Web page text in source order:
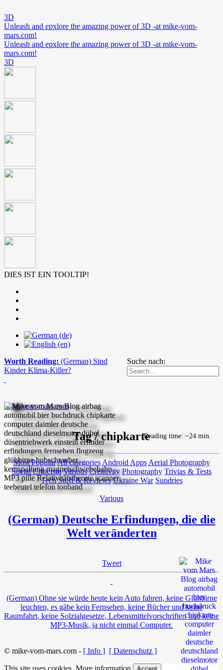
3D
Unleash and epxlore the amazing power of 3D -at mike-vom-
mars.com!
Unleash and epxlore the amazing power of 3D -at mike-vom-
mars.com!
3D
DIES IST EIN TOOLTIP!
Suche nach:
Worth Reading: (German) Sind
Kinder Klima-Killer?
mike-vom-mars.com
Tag / chipkarte
Most PopularAll categories Android Apps Aerial Photography
Social Criticism Various Creativity Photography Trivias & Tests
Tech Stuff & Reviews Ukraine War Sundries
Various
(German) Deutsche Erfindungen, die die
Welt veränderten
Tweet
Reading time: ~24 min.
(German) Ohne sie würde heute kein Auto fahren, keine Glühbirne
leuchten, es gäbe kein Fernsehen, keine Bücher und keine
Raumfahrt, keine Solzialgesetze, Lebensmittelvorschriften und keine
MP3-Musik, ja nicht einmal Computer.
© mike-vom-mars.com - [ Info ] [ Datenschutz ]
This site uses cookies. More information